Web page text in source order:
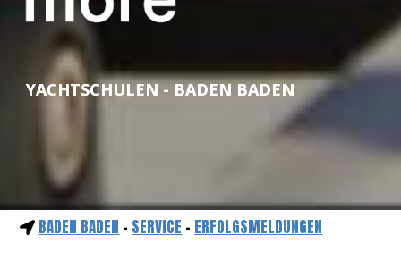
YACHTSCHULEN - BADEN BADEN
BADEN BADEN - SERVICE - ERFOLGSMELDUNGEN